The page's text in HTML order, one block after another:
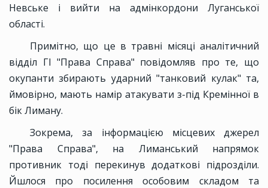
Невське і вийти на адмінкордони Луганської
області.
Примітно, що це в травні місяці аналітичний
відділ ГІ "Права Справа" повідомляв про те, що
окупанти збирають ударний "танковий кулак" та,
ймовірно, мають намір атакувати з-під Кремінної в
бік Лиману.
Зокрема, за інформацією місцевих джерел
"Права Справа", на Лиманський напрямок
противник тоді перекинув додаткові підрозділи.
Йшлося про посилення особовим складом та